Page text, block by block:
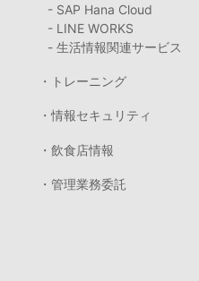
- SAP Hana Cloud
- LINE WORKS
- 生活情報関連サービス
・トレーニング
・情報セキュリティ
・飲食店情報
・管理業務委託